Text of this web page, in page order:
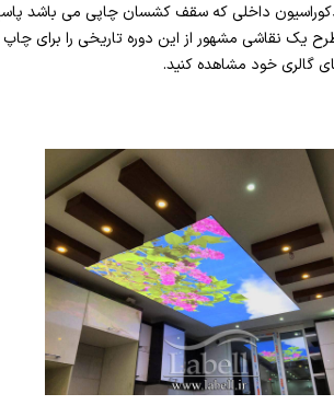
داخلی که سقف کشسان چاپی می باشد
یک نقاشی مشهور از این دوره تاریخی را برای
گالری خود مشاهده کنید.